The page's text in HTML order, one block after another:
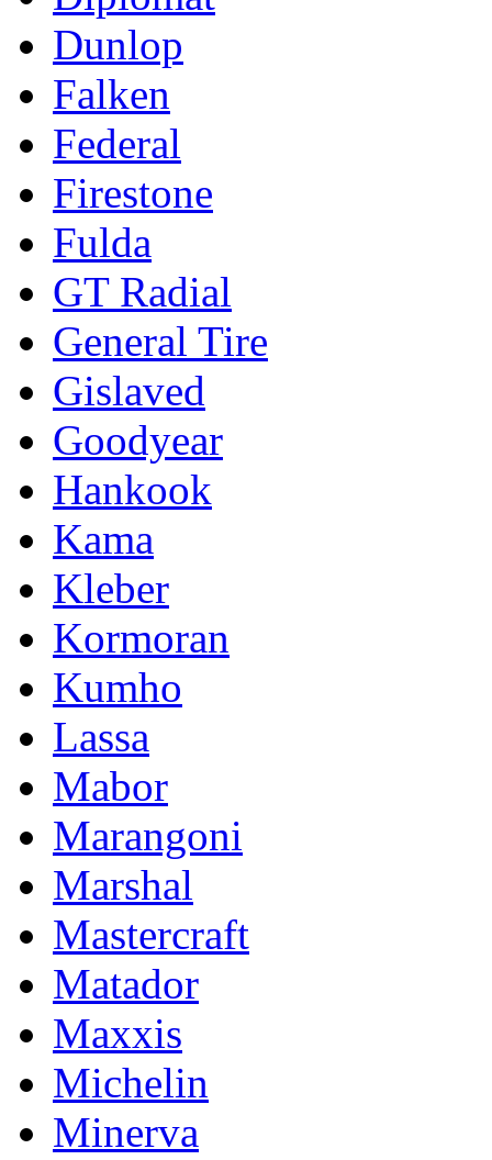
Dunlop
Falken
Federal
Firestone
Fulda
GT Radial
General Tire
Gislaved
Goodyear
Hankook
Kama
Kleber
Kormoran
Kumho
Lassa
Mabor
Marangoni
Marshal
Mastercraft
Matador
Maxxis
Michelin
Minerva